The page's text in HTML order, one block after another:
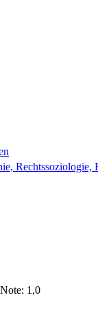
Rechtssoziologie,
1,0